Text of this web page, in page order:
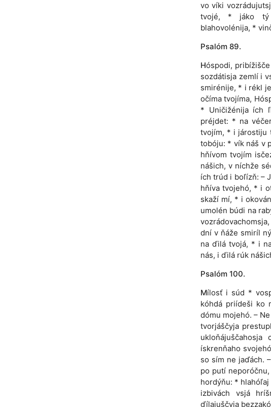
vo víki
tvojé, * jáko tý
blahovolénija, *
Psalóm 89.
Hóspodi,
sozdátisja zemlí i
smirénije, * i rékl
očíma tvojíma,
* Uničižénija ích
préjdet: * na
tvojím, * i járostiju
tobóju: * vík náš v
hňívom tvojím
nášich, v níchže
ích trúd i boľízň: –
hňíva tvojehó, * i
skaží mí, * i
umolén búdi na
dní v ňáže smiríl
na ďilá tvojá, * i
nás, i ďilá rúk
Psalóm 100.
Mílosť i súd *
kóhdá priídeši ko
dómu mojehó. –
tvorjáščyja
ískrenňaho
so sím ne jaďách.
po putí
hordýňu: * hlahóľaj
izbivách vsjá
ďílajuščyja